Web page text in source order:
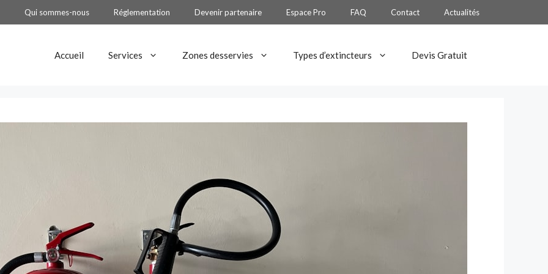
Qui sommes-nous Réglementation Devenir partenaire Espace Pro FAQ Contact Actualités
Accueil Services Zones desservies Types d’extincteurs Devis Gratuit